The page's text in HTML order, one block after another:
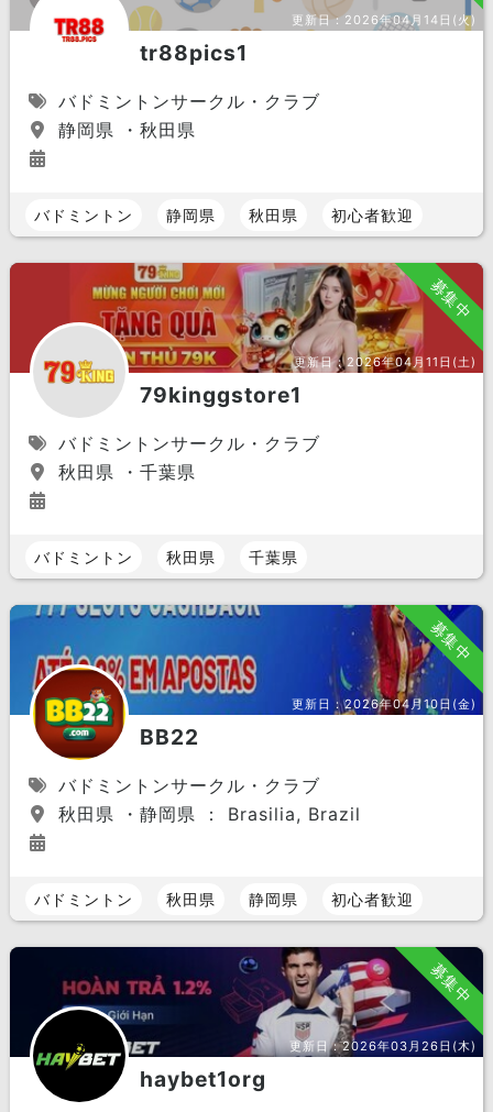
更新日： 2026年04月14日(火)
tr88pics1
バドミントンサークル・クラブ
静岡県 ・秋田県
バドミントン 静岡県 秋田県 初心者歓迎
募集中
更新日：2026年04月11日(土)
79kinggstore1
バドミントンサークル・クラブ
秋田県 ・千葉県
バドミントン 秋田県 千葉県
募集中
更新日：2026年04月10日(金)
BB22
バドミントンサークル・クラブ
秋田県 ・静岡県 ： Brasilia, Brazil
バドミントン 秋田県 静岡県 初心者歓迎
募集中
更新日：2026年03月26日(木)
haybet1org